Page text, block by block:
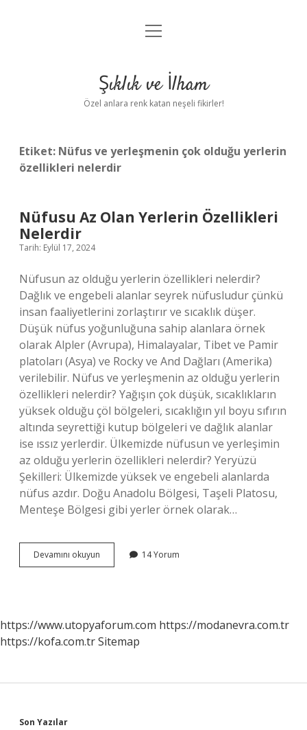
Anasayfa
Yasal Uyarı
menüyü
Şıklık ve İlham
Özel anlara renk katan neşeli fikirler!
Etiket: Nüfus ve yerleşmenin çok olduğu yerlerin
özellikleri nelerdir
Nüfusu Az Olan Yerlerin Özellikleri
Nelerdir
Tarih: Eylül 17, 2024
Nüfusun az olduğu yerlerin özellikleri nelerdir?
Dağlık ve engebeli alanlar seyrek nüfusludur çünkü
insan faaliyetlerini zorlaştırır ve sıcaklık düşer.
Düşük nüfus yoğunluğuna sahip alanlara örnek
olarak Alpler (Avrupa), Himalayalar, Tibet ve Pamir
platoları (Asya) ve Rocky ve And Dağları (Amerika)
verilebilir. Nüfus ve yerleşmenin az olduğu yerlerin
özellikleri nelerdir? Yağışın çok düşük, sıcaklıkların
yüksek olduğu çöl bölgeleri, sıcaklığın yıl boyu sıfırın
altında seyrettiği kutup bölgeleri ve dağlık alanlar
ise ıssız yerlerdir. Ülkemizde nüfusun ve yerleşimin
az olduğu yerlerin özellikleri nelerdir? Yeryüzü
Şekilleri: Ülkemizde yüksek ve engebeli alanlarda
nüfus azdır. Doğu Anadolu Bölgesi, Taşeli Platosu,
Menteşe Bölgesi gibi yerler örnek olarak…
Devamını okuyun
Az
14 Yorum
https://www.utopyaforum.com https://modanevra.com.tr
https://kofa.com.trSitemap
Son Yazılar